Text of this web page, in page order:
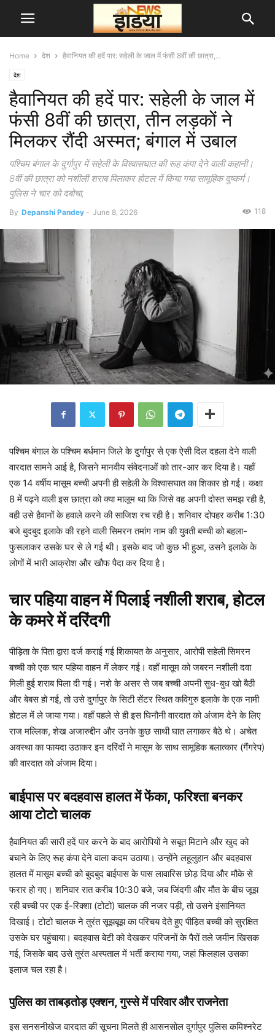
Home देश हैवानियत की हदें पार: सहेली के जाल में फंसी 8वीं की छात्रा,...
देश
हैवानियत की हदें पार: सहेली के जाल में
फंसी 8वीं की छात्रा, तीन लड़कों ने
मिलकर रौंदी अस्मत; बंगाल में उबाल
पश्चिम बंगाल के दुर्गापुर में सहेली के विश्वासघात की रूह कंपा देने वाली कहानी।
8वीं की छात्रा को नशीली शराब पिलाकर होटल में किया गया सामूहिक दुष्कर्म।
पुलिस ने चार को दबोचा,
By Depanshi Pandey - June 8, 2026 118
पश्चिम बंगाल के पश्चिम बर्धमान जिले के दुर्गापुर से एक ऐसी दिल दहला देने वाली
वारदात सामने आई है, जिसने मानवीय संवेदनाओं को तार-आर कर दिया है। यहाँ
एक 14 वर्षीय मासूम बच्ची अपनी ही सहेली के विश्वासघात का शिकार हो गई। कक्षा
8 में पढ़ने वाली इस छात्रा को क्या मालूम था कि जिसे वह अपनी दोस्त समझ रही है,
वही उसे हैवानों के हवाले करने की साजिश रच रही है। शनिवार दोपहर करीब 1:30
बजे बुदबुद इलाके की रहने वाली सिमरन तमांग नाम की युवती बच्ची को बहला-
फुसलाकर उसके घर से ले गई थी। इसके बाद जो कुछ भी हुआ, उसने इलाके के
लोगों में भारी आक्रोश और खौफ पैदा कर दिया है।
चार पहिया वाहन में पिलाई नशीली शराब, होटल
के कमरे में दरिंदगी
पीड़िता के पिता द्वारा दर्ज कराई गई शिकायत के अनुसार, आरोपी सहेली सिमरन
बच्ची को एक चार पहिया वाहन में लेकर गई। वहाँ मासूम को जबरन नशीली दवा
मिली हुई शराब पिला दी गई। नशे के असर से जब बच्ची अपनी सुध-बुध खो बैठी
और बेबस हो गई, तो उसे दुर्गापुर के सिटी सेंटर स्थित कविगुरु इलाके के एक नामी
होटल में ले जाया गया। वहाँ पहले से ही इस घिनौनी वारदात को अंजाम देने के लिए
राज मल्लिक, शेख अजारुद्दीन और उनके कुछ साथी घात लगाकर बैठे थे। अचेत
अवस्था का फायदा उठाकर इन दरिंदों ने मासूम के साथ सामूहिक बलात्कार (गैंगरेप)
की वारदात को अंजाम दिया।
बाईपास पर बदहवास हालत में फेंका, फरिश्ता बनकर
आया टोटो चालक
हैवानियत की सारी हदें पार करने के बाद आरोपियों ने सबूत मिटाने और खुद को
बचाने के लिए रूह कंपा देने वाला कदम उठाया। उन्होंने लहूलुहान और बदहवास
हालत में मासूम बच्ची को बुदबुद बाईपास के पास लावारिस छोड़ दिया और मौके से
फरार हो गए। शनिवार रात करीब 10:30 बजे, जब जिंदगी और मौत के बीच जूझ
रही बच्ची पर एक ई-रिक्शा (टोटो) चालक की नजर पड़ी, तो उसने इंसानियत
दिखाई। टोटो चालक ने तुरंत सूझबूझ का परिचय देते हुए पीड़ित बच्ची को सुरक्षित
उसके घर पहुंचाया। बदहवास बेटी को देखकर परिजनों के पैरों तले जमीन खिसक
गई, जिसके बाद उसे तुरंत अस्पताल में भर्ती कराया गया, जहां फिलहाल उसका
इलाज चल रहा है।
पुलिस का ताबड़तोड़ एक्शन, गुस्से में परिवार और राजनेता
इस सनसनीखेज वारदात की सूचना मिलते ही आसनसोल दुर्गापुर पुलिस कमिश्नरेट